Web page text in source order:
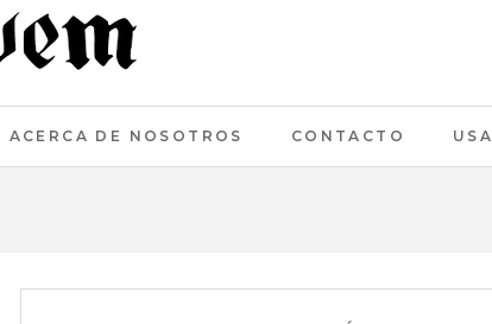
ACERCA DE NOSOTROS CONTACTO USA